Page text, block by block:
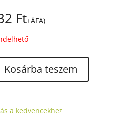
Ft+ÁFA)
Kosárba teszem
a kedvencekhez